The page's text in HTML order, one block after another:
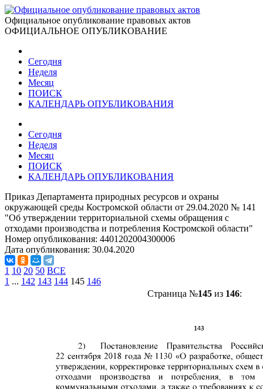
Официальное опубликование правовых актов
ОФИЦИАЛЬНОЕ ОПУБЛИКОВАНИЕ
Сегодня
Неделя
Месяц
ПОИСК
КАЛЕНДАРЬ ОПУБЛИКОВАНИЯ
Сегодня
Неделя
Месяц
ПОИСК
КАЛЕНДАРЬ ОПУБЛИКОВАНИЯ
Приказ Департамента природных ресурсов и охраны
окружающей среды Костромской области от 29.04.2020 № 141
"Об утверждении территориальной схемы обращения с
отходами производства и потребления Костромской области"
Номер опубликования: 4401202004300006
Дата опубликования: 30.04.2020
1 10 20 50 ВСЕ
1 ... 142 143 144 145 146
Страница №145из 146: